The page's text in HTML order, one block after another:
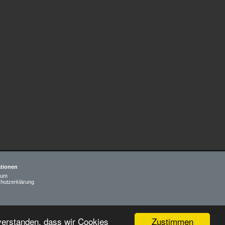
Zustimmen
dass wir Cookies